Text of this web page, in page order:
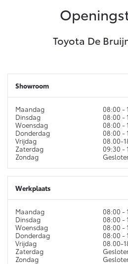
Toyota De
Showroom
Maandag
08:00 -
Dinsdag
08:00 -
Woensdag
08:00 -
Donderdag
08:00 -
Vrijdag
08.00-
Zaterdag
09:30 -
Zondag
Werkplaats
Maandag
08:00 -
Dinsdag
08:00 -
Woensdag
08:00 -
Donderdag
08:00 -
Vrijdag
08.00-
Zaterdag
Zondag